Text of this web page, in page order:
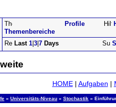
Themenbereiche
Profile
Last 1 3 7 Days
HOME| Aufgaben |
» Universitäts-Niveau » Stochastik »